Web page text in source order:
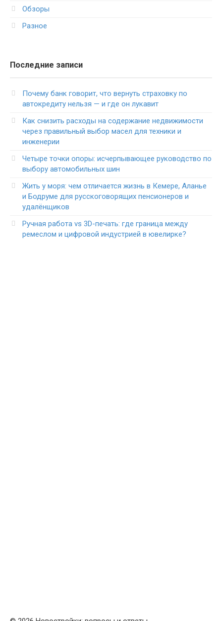
Обзоры
Разное
Последние записи
Почему банк говорит, что вернуть страховку по
автокредиту нельзя — и где он лукавит
Как снизить расходы на содержание недвижимости
через правильный выбор масел для техники и
инженерии
Четыре точки опоры: исчерпывающее руководство по
выбору автомобильных шин
Жить у моря: чем отличается жизнь в Кемере, Аланье
и Бодруме для русскоговорящих пенсионеров и
удалёнщиков
Ручная работа vs 3D-печать: где граница между
ремеслом и цифровой индустрией в ювелирке?